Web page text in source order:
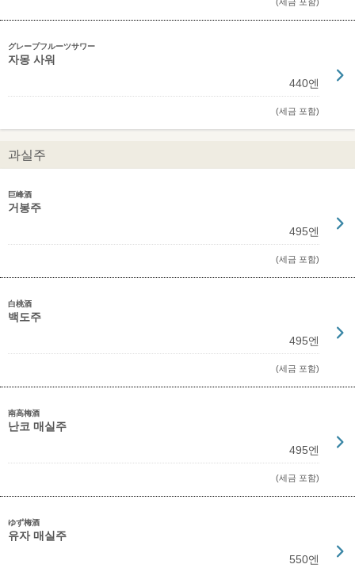
グレープフルーツサワー
자몽 사워
440엔
(세금 포함)
과실주
巨峰酒
거봉주
495엔
(세금 포함)
白桃酒
백도주
495엔
(세금 포함)
南高梅酒
난코 매실주
495엔
(세금 포함)
ゆず梅酒
유자 매실주
550엔